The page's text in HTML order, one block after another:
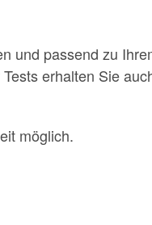
und passend zu
erhalten Sie
möglich.